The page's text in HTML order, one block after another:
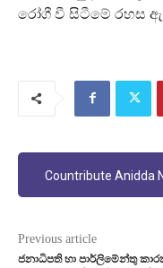
රෝගී වී සිටීමේ රහස
Countribute Anidda
Previous article
ජනාධිපති හා පාර්ලිමේන්තු